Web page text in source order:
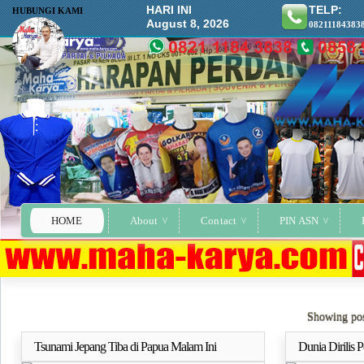
HOME About Contact PIN ASN
HUBUNGI KAMI
HARI INI
August 8, 2026
TELP:
Showing
Tsunami Jepang Tiba di Papua Malam Ini
Selengkapnya.. Dunia Dirilis